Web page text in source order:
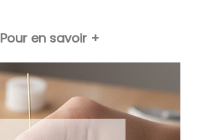
Pour en savoir +